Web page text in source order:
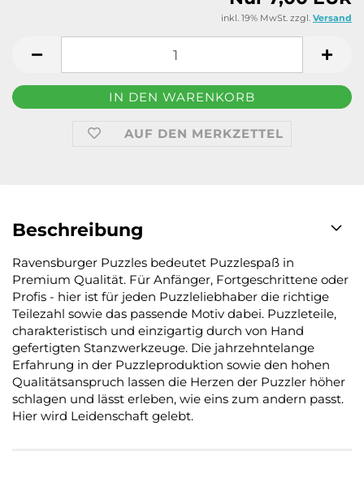
inkl. 19% MwSt. zzgl. Versand
AUF DEN MERKZETTEL
Beschreibung
Ravensburger Puzzles bedeutet Puzzlespaß in
Premium Qualität. Für Anfänger, Fortgeschrittene oder
Profis - hier ist für jeden Puzzleliebhaber die richtige
Teilezahl sowie das passende Motiv dabei. Puzzleteile,
charakteristisch und einzigartig durch von Hand
gefertigten Stanzwerkzeuge. Die jahrzehntelange
Erfahrung in der Puzzleproduktion sowie den hohen
Qualitätsanspruch lassen die Herzen der Puzzler höher
schlagen und lässt erleben, wie eins zum andern passt.
Hier wird Leidenschaft gelebt.